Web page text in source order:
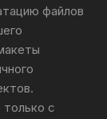
файлов
с